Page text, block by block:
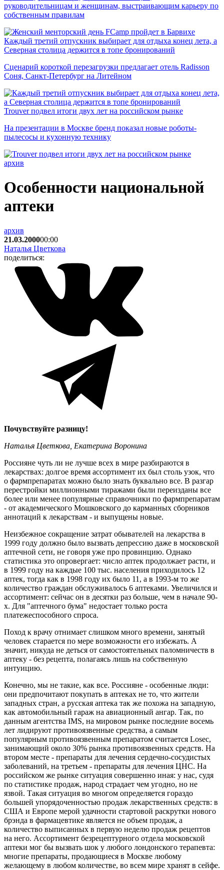
руководительницам и женщинам, выстраивающим карьеру по
собственным правилам
Каждый третий отпускник выбирает для отдыха конец лета, а
Северная столица держится в топе бронирований
Сценарий короткой перезагрузки предлагает отель Radisson
Соня, Санкт-Петербург на Литейном
Trouver подвел итоги двух лет на российском рынке
На презентации в Москве бренд показал новые роботы-
пылесосы и кухонную технику
архив
Особенности национальной
аптеки
архив
21.03.200000:00
Наталья Цветкова
поделиться:
Почувствуйте разницу!
Наталья Цветкова, Екатерина Воронина
Россияне чуть ли не лучше всех в мире разбираются в
лекарствах: долгое время ассортимент их был столь узок, что
о фармпрепаратах можно было знать буквально все. В разгар
перестройки миллионными тиражами были переизданы все
более или менее популярные справочники по фармпрепаратам
- от академического Мошковского до карманных сборников
аннотаций к лекарствам - и выпущены новые.
Неизбежное сокращение затрат обывателей на лекарства в
1999 году должно было вызвать депрессию даже в московской
аптечной сети, не говоря уже про провинцию. Однако
статистика это опровергает: число аптек продолжает расти, и
в 1999 году на каждые 100 тыс. населения приходилось 12
аптек, тогда как в 1998 году их было 11, а в 1993-м то же
количество граждан обслуживалось 6 аптеками. Увеличился и
ассортимент: сейчас он в десятки раз больше, чем в начале 90-
х. Для "аптечного бума" недостает только роста
платежеспособного спроса.
Поход к врачу отнимает слишком много времени, занятый
человек старается по мере возможности его избежать. А
значит, никуда не деться от самостоятельных паломничеств в
аптеку - без рецепта, полагаясь лишь на собственную
интуицию.
Конечно, мы не такие, как все. Россияне - особенные люди:
они предпочитают покупать в аптеках не то, что жители
западных стран, а русская аптека так же похожа на западную,
как автомобильный гараж на авиационный ангар. Так, по
данным агентства IMS, на мировом рынке последние восемь
лет лидируют противоязвенные средства, а самым
популярным противоязвенным препаратом считается Losec,
занимающий около 30% рынка противоязвенных средств. На
втором месте - препараты для лечения сердечно-сосудистых
заболеваний, на третьем - препараты для лечения ЦНС. На
российском же рынке ситуация совершенно иная: у нас, судя
по статистике продаж, народ страдает чем угодно, но не
язвой. Такая ситуация во многом определяется гораздо
большей упорядоченностью продаж лекарственных средств: в
США и Европе мерой удачности стартовой раскрутки нового
брэнда в фармацевтике является не объем продаж, а
количество выписанных в первую неделю продаж рецептов
на него. Ассортимент безрецептурного отдела московской
аптеки мог бы вызвать шок у любого лондонского терапевта:
многие препараты, продающиеся в Москве любому
желающему в любом количестве, во всем мире хранят в сейфе.